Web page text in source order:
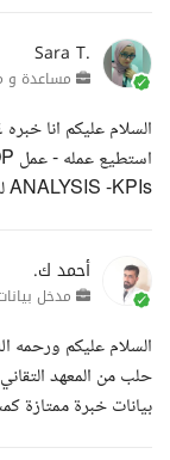
Sara T.
مساعدة و
ANALYSIS -KPIs لموظفين الشركة صياغه ...
أحمد ك.
مدخل
السلام عليكم ورحمه
حلب من المعهد
بيانات خبرة ممتازة